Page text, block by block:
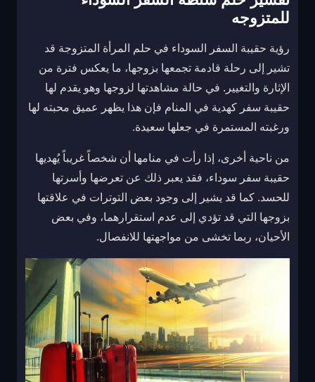
للمتزوجه
رؤية حقيبة السفر السوداء في حلم المرأة المتزوجة قد
تشير إلى رحلة قادمة تجمعها بزوجها، ما يعكس فترة من
الإثارة والتغيير. في حالة مشاهدتها لزوجها وهو يقدم لها
حقيبة سفر كهدية في المنام فإن هذا يظهر عميق محبته لها
ورغبته المستمرة في جعلها سعيدة.
من ناحية أخرى، إذا رأت في منامها أن شخصاً غريباً يُهديها
حقيبة سفر سوداء، فقد يعبر ذلك عن تعرضها وأسرتها
للحسد. كما قد يشير إلى وجود بعض التوترات في علاقتها
بزوجها التي قد تؤدي إلى عدم استقرارهما، وفي بعض
الأحيان، ربما تخشى من مواجهتها للانفصال.